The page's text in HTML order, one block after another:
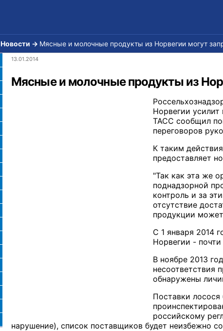
Новости → Мясные и молочные продукты из Норвегии могут
13.01.2014
Мясные и молочные продукты из
Норвегии
ТАСС сообщил
переговоров
К таким
предоставляет
"Так как эта же
поднадзорной
контроль и за
отсутствие
продукции
С 1 января 2014
Норвегии -
В ноябре 2013
несоответствия
обнаружены
Поставки
российскому
нарушение), список поставщиков будет неизбежно